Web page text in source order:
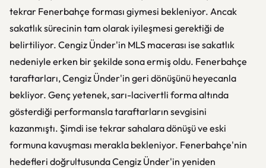
tekrar Fenerbahçe forması giymesi bekleniyor. Ancak
sakatlık sürecinin tam olarak iyileşmesi gerektiği de
belirtiliyor. Cengiz Ünder'in MLS macerası ise sakatlık
nedeniyle erken bir şekilde sona ermiş oldu. Fenerbahçe
taraftarları, Cengiz Ünder'in geri dönüşünü heyecanla
bekliyor. Genç yetenek, sarı-lacivertli forma altında
gösterdiği performansla taraftarların sevgisini
kazanmıştı. Şimdi ise tekrar sahalara dönüşü ve eski
formuna kavuşması merakla bekleniyor. Fenerbahçe'nin
hedefleri doğrultusunda Cengiz Ünder'in yeniden